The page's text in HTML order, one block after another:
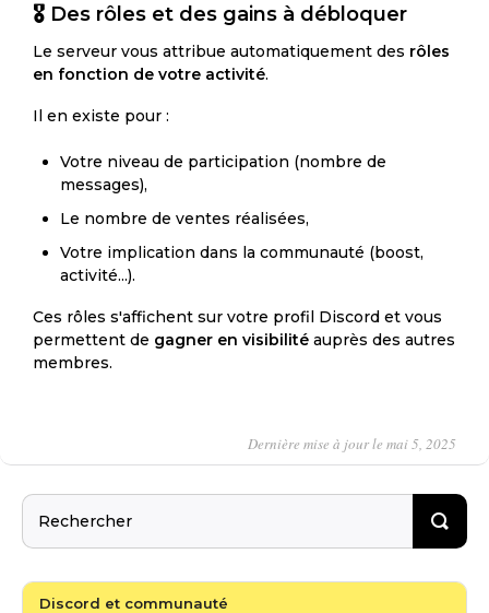
🎖️ Des rôles et des gains à débloquer
Le serveur vous attribue automatiquement des rôles
en fonction de votre activité.
Il en existe pour :
Votre niveau de participation (nombre de
messages),
Le nombre de ventes réalisées,
Votre implication dans la communauté (boost,
activité...).
Ces rôles s'affichent sur votre profil Discord et vous
permettent de gagner en visibilité auprès des autres
membres.
Dernière mise à jour le mai 5, 2025
Discord et communauté